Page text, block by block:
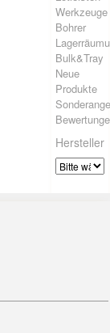
Werkzeuge
Bohrer
Bulk&Tray
Neue
Produkte
Hersteller